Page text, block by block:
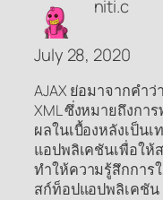
niti.c
July 28, 2020
AJAX ย่อมาจากคำว่
XML ซึ่งหมายถึงกา
ผลในเบื้องหลังเป็น
แอปพลิเคชันเพื่อใ
ทำให้ความรู้สึกการ
สก์ท็อปแอปพลิเคชัน